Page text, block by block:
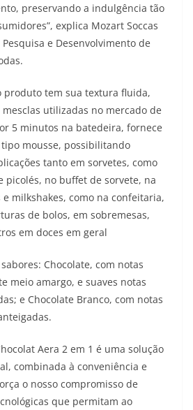
preservando a indulgência tão
explica Mozart Soccas
e Desenvolvimento de
produto tem sua textura fluida,
utilizadas no mercado de
5 minutos na batedeira, fornece
mousse, possibilitando
tanto em sorvetes, como
picolés, no buffet de sorvete, na
e milkshakes, como na confeitaria,
de bolos, em sobremesas,
em doces em geral
Chocolate, com notas
meio amargo, e suaves notas
e Chocolate Branco, com notas
Aera 2 em 1 é uma solução
combinada à conveniência e
o nosso compromisso de
que permitam ao